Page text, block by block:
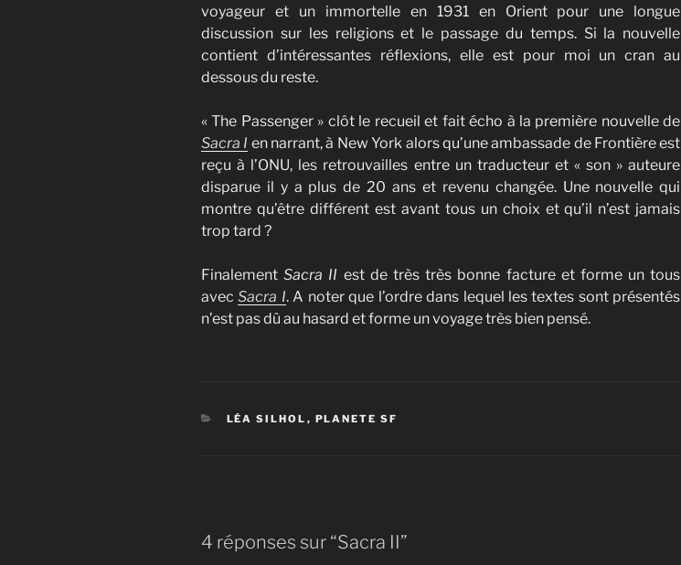
voyageur et un immortelle en 1931 en Orient pour une longue
discussion sur les religions et le passage du temps. Si la nouvelle
contient d’intéressantes réflexions, elle est pour moi un cran au
dessous du reste.
« The Passenger » clôt le recueil et fait écho à la première nouvelle de
Sacra I en narrant, à New York alors qu’une ambassade de Frontière est
reçu à l’ONU, les retrouvailles entre un traducteur et « son » auteure
disparue il y a plus de 20 ans et revenu changée. Une nouvelle qui
montre qu’être différent est avant tous un choix et qu’il n’est jamais
trop tard ?
FinalementSacra II est de très très bonne facture et forme un tous
avecSacra I. A noter que l’ordre dans lequel les textes sont présentés
n’est pas dû au hasard et forme un voyage très bien pensé.
CATÉGORIES
LÉA SILHOL , PLANETE SF
4 réponses sur “Sacra II”